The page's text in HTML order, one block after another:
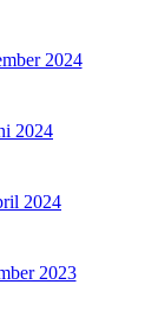
2024
2024
2024
2023